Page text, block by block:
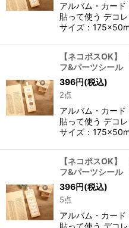
アルバム・カー
貼って使う デコ
サイズ：
【ネコポスOK
フ&パーツシール
396円(税込)
2点
アルバム・カー
貼って使う デコ
サイズ：
【ネコポスOK
フ&パーツシー
396円(税込)
5点
アルバム・カー
貼って使う デコ